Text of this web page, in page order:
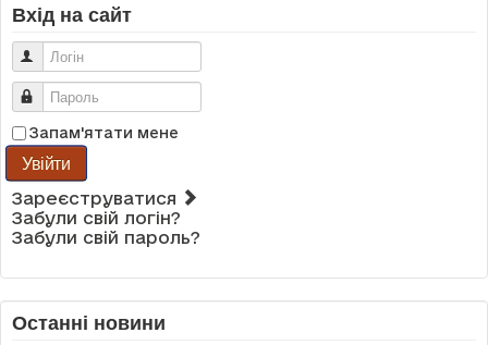
Вхід на сайт
Логін
Пароль
Запам'ятати мене
Увійти
Зареєструватися
Забули свій логін?
Забули свій пароль?
Останні новини